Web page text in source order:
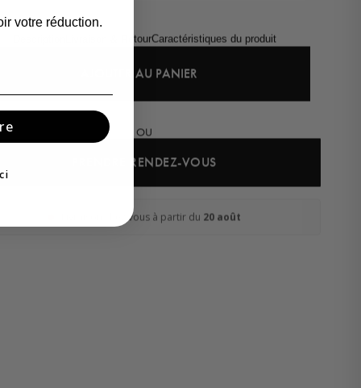
Livraison & RetourCaractéristiques du produit
AJOUTER AU PANIER
OU
PRENDRE RENDEZ-VOUS
Livraison chez vous à partir du 20 août
votre réduction.